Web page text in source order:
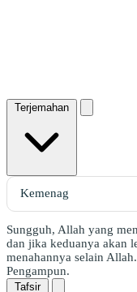
Terjemahan
Sungguh, Allah yang
dan jika keduanya akan
menahannya selain
Pengampun.
Tafsir